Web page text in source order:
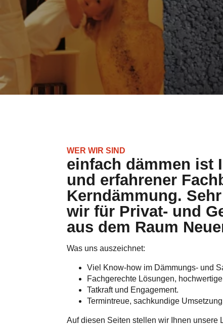
WER WIR SIND
einfach dämmen ist
und erfahrener
Kerndämmung.
wir für Privat- und
aus dem Raum
Was uns auszeichnet:
Viel Know-how im Dämmungs- und
Fachgerechte Lösungen,
Tatkraft und Engagement.
Termintreue, sachkundige
Auf diesen Seiten stellen wir Ihnen unsere